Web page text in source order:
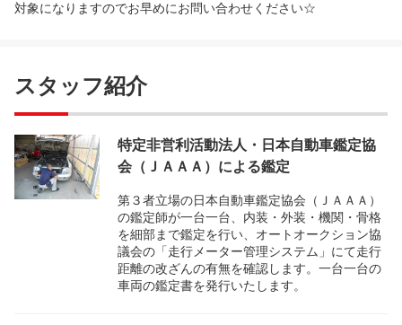
対象になりますのでお早めにお問い合わせください☆
スタッフ紹介
特定非営利活動法人・日本自動車鑑定協
会（ＪＡＡＡ）による鑑定
第３者立場の日本自動車鑑定協会（ＪＡＡＡ）
の鑑定師が一台一台、内装・外装・機関・骨格
を細部まで鑑定を行い、オートオークション協
議会の「走行メーター管理システム」にて走行
距離の改ざんの有無を確認します。一台一台の
車両の鑑定書を発行いたします。